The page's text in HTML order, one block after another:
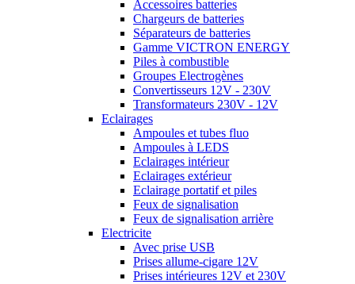
Accessoires batteries
Chargeurs de batteries
Séparateurs de batteries
Gamme VICTRON ENERGY
Piles à combustible
Groupes Electrogènes
Convertisseurs 12V - 230V
Transformateurs 230V - 12V
Eclairages
Ampoules et tubes fluo
Ampoules à LEDS
Eclairages intérieur
Eclairages extérieur
Eclairage portatif et piles
Feux de signalisation
Feux de signalisation arrière
Electricite
Avec prise USB
Prises allume-cigare 12V
Prises intérieures 12V et 230V